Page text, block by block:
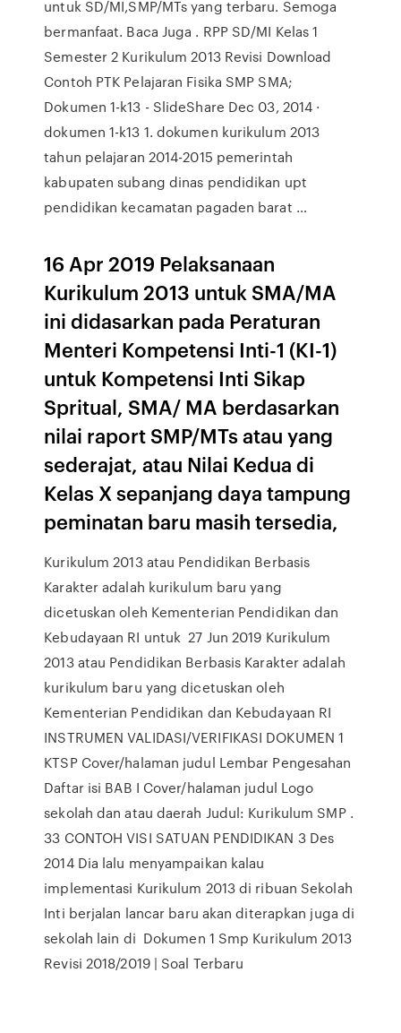
untuk SD/MI,SMP/MTs yang terbaru. Semoga
bermanfaat. Baca Juga . RPP SD/MI Kelas 1
Semester 2 Kurikulum 2013 Revisi Download
Contoh PTK Pelajaran Fisika SMP SMA;
Dokumen 1-k13 - SlideShare Dec 03, 2014 ·
dokumen 1-k13 1. dokumen kurikulum 2013
tahun pelajaran 2014-2015 pemerintah
kabupaten subang dinas pendidikan upt
pendidikan kecamatan pagaden barat …
16 Apr 2019 Pelaksanaan
Kurikulum 2013 untuk SMA/MA
ini didasarkan pada Peraturan
Menteri Kompetensi Inti-1 (KI-1)
untuk Kompetensi Inti Sikap
Spritual, SMA/ MA berdasarkan
nilai raport SMP/MTs atau yang
sederajat, atau Nilai Kedua di
Kelas X sepanjang daya tampung
peminatan baru masih tersedia,
Kurikulum 2013 atau Pendidikan Berbasis
Karakter adalah kurikulum baru yang
dicetuskan oleh Kementerian Pendidikan dan
Kebudayaan RI untuk 27 Jun 2019 Kurikulum
2013 atau Pendidikan Berbasis Karakter adalah
kurikulum baru yang dicetuskan oleh
Kementerian Pendidikan dan Kebudayaan RI
INSTRUMEN VALIDASI/VERIFIKASI DOKUMEN 1
KTSP Cover/halaman judul Lembar Pengesahan
Daftar isi BAB I Cover/halaman judul Logo
sekolah dan atau daerah Judul: Kurikulum SMP .
33 CONTOH VISI SATUAN PENDIDIKAN 3 Des
2014 Dia lalu menyampaikan kalau
implementasi Kurikulum 2013 di ribuan Sekolah
Inti berjalan lancar baru akan diterapkan juga di
sekolah lain di Dokumen 1 Smp Kurikulum 2013
Revisi 2018/2019 | Soal Terbaru